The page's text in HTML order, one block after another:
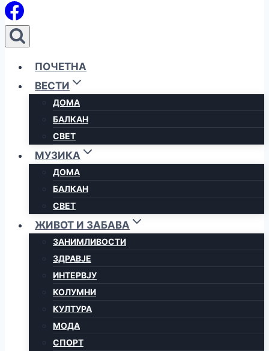
ПОЧЕТНА
ВЕСТИ
ДОМА
БАЛКАН
СВЕТ
МУЗИКА
ДОМА
БАЛКАН
СВЕТ
ЖИВОТ И ЗАБАВА
ЗАНИМЛИВОСТИ
ЗДРАВЈЕ
ИНТЕРВЈУ
КОЛУМНИ
КУЛТУРА
МОДА
СПОРТ